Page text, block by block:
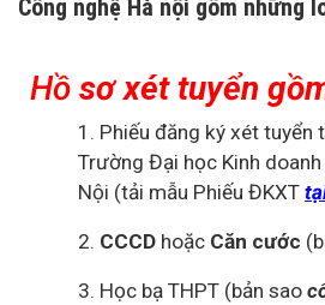
Công nghệ Hà nội gồm những
Hồ sơ xét tuyển
1. Phiếu đăng ký xét tuyển
Trường Đại học Kinh
Nội (tải mẫu Phiếu ĐKXT
2. CCCD hoặc Căn cước
3. Học bạ THPT (bản sao